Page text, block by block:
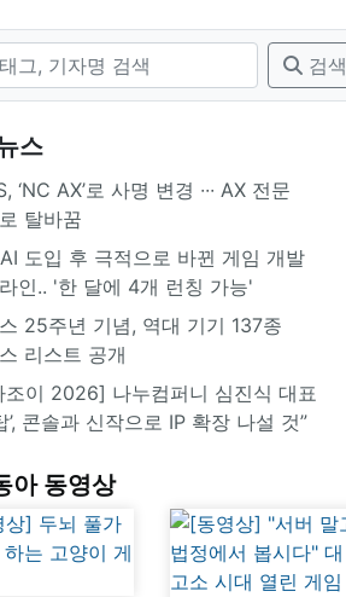
검색
스
‘NC AX’로 사명 변경 ∙∙∙ AX 전문
탈바꿈
도입 후 극적으로 바뀐 게임 개발
인.. '한 달에 4개 런칭 가능'
25주년 기념, 역대 기기 137종
리스트 공개
조이 2026] 나누컴퍼니 심진식 대표
’, 콘솔과 신작으로 IP 확장 나설 것”
아 동영상